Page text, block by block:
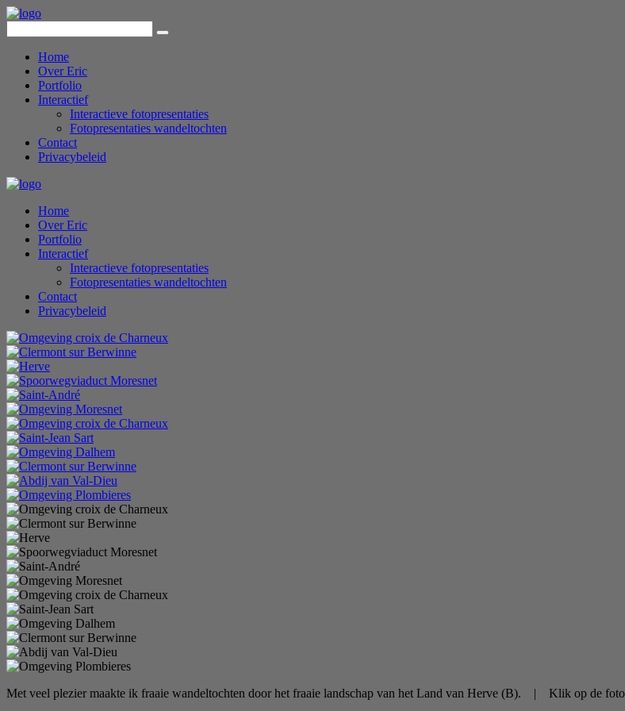
Home
Over Eric
Portfolio
Interactief
Interactieve fotopresentaties
Fotopresentaties wandeltochten
Contact
Privacybeleid
Home
Over Eric
Portfolio
Interactief
Interactieve fotopresentaties
Fotopresentaties wandeltochten
Contact
Privacybeleid
Met veel plezier maakte ik fraaie wandeltochten door het fraaie landschap van het Land van Herve (B). | Klik op de